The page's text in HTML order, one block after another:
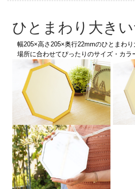
ひとまわり大き
幅205×高さ205×奥行22mmのひとまわり
場所に合わせてぴったりのサイズ・カラ